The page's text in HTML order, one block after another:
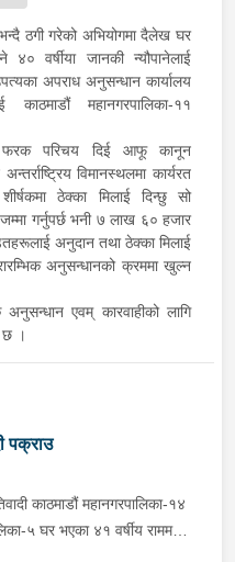
ठगी गरेको अभियोगमा दैलेख घर
वर्षीया जानकी न्यौपानेलाई
अपराध अनुसन्धान कार्यालय
महानगरपालिका-११
फरक परिचय दिई आफू कानून
विमानस्थलमा कार्यरत
ठेक्का मिलाई दिन्छु सो
गर्नुपर्छ भनी ७ लाख ६० हजार
अनुदान तथा ठेक्का मिलाई
अनुसन्धानको क्रममा खुल्न
एवम् कारवाहीको लागि
छ ।
पक्राउ
काठमाडौं महानगरपालिका-१४
५ घर भएका ४१ वर्षीय राममणी